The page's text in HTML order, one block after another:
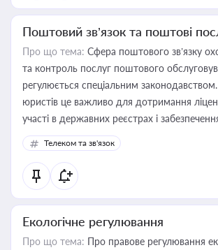
Поштовий зв’язок та поштові
Про що тема: Сфера поштового зв’язку
та контроль послуг поштового
регулюється спеціальним
юристів це важливо для дотримання
участі в державних реєстрах і
споживачів.
Телеком та зв'язок
Екологічне регулювання
Про що тема: Про правове регулювання